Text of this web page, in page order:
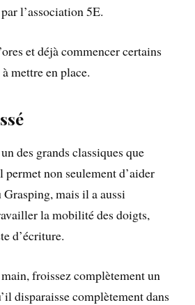
l’association 5E.
et déjà commencer certains
mettre en place.
des grands classiques que
non seulement d’aider
mais il a aussi
la mobilité des doigts,
d’écriture.
froissez complètement un
disparaisse complètement dans